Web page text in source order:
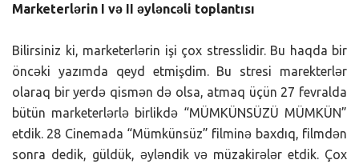
Marketerlərin I və II əyləncəli toplantısı
Bilirsiniz ki, marketerlərin işi çox stresslidir. Bu haqda bir
öncəki yazımda qeyd etmişdim. Bu stresi marekterlər
olaraq bir yerdə qismən də olsa, atmaq üçün 27 fevralda
bütün marketerlərlə birlikdə “MÜMKÜNSÜZÜ MÜMKÜN”
etdik. 28 Cinemada “Mümkünsüz” filminə baxdıq, filmdən
sonra dedik, güldük, əyləndik və müzakirələr etdik. Çox